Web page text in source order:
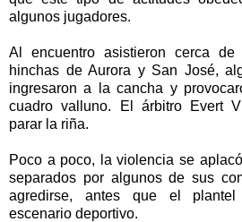
algunos jugadores.
Al encuentro asistieron cerca de
hinchas de Aurora y San José,
ingresaron a la cancha y
cuadro valluno. El árbitro Evert
parar la riña.
Poco a poco, la violencia se
separados por algunos de sus
agredirse, antes que el
escenario deportivo.